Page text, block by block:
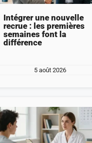
Intégrer une nouvelle
recrue : les premières
semaines font la
différence
5 août 2026